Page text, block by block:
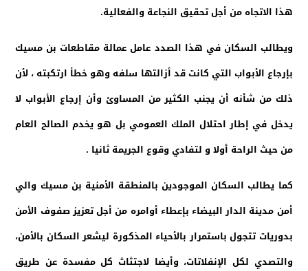
هذا الاتجاه من أجل تحقيق النجاعة والفعالية.
ويطالب السكان في هذا الصدد عامل عمالة مقاطعات بن مسيك
بإرجاع الأبواب التي كانت قد أزالتها سلفه وهو خطأ ارتكبته ، لأن
ذلك من شأنه أن يجنب الكثير من المساوئ وأن إرجاع الأبواب لا
يدخل في إطار احتلال الملك العمومي بل هو يخدم الصالح العام
من حيث الراحة أولا و لتفادي وقوع الجريمة ثانيا .
كما يطالب السكان الموجودين بالمنطقة الأمنية بن مسيك والي
أمن مدينة الدار البيضاء بإعطاء أوامره من أجل تعزيز صفوف الأمن
بدوريات تتجول باستمرار بالأحياء المذكورة ليشعر السكان بالأمن،
والتصدي لكل الإنفلاتات، وأيضا لاجتثاث كل مفسدة عن طريق